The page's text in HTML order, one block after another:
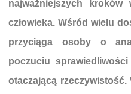
najważniejszych kroków
człowieka. Wśród wielu
przyciąga osoby o
poczuciu
otaczającą